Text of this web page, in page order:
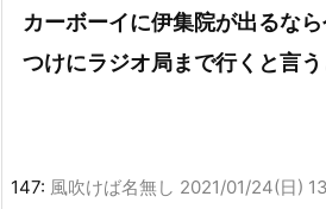
カーボーイに伊集院が出るな
つけにラジオ局まで行くと言
147: 風吹けば名無し 2021/01/24(日)